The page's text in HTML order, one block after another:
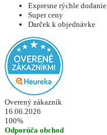
Expresne rýchle dodanie
Super ceny
Darček k objednávke
Overený zákazník
16.06.2026
100%
Odporúča obchod